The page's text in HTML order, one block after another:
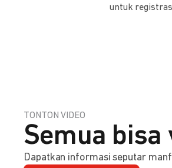
untuk
TONTON VIDEO
Semua bisa
Dapatkan informasi seputar